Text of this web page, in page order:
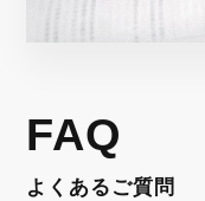
FAQ
よくあるご質問